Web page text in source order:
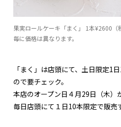
果実ロールケーキ「まく」 1本¥2600
毎に価格は異なります。
「まく」は店頭にて、土日限定1
ので要チェック。
本店のオープン日４月29日（木）
毎日店頭にて１日10本限定で販売